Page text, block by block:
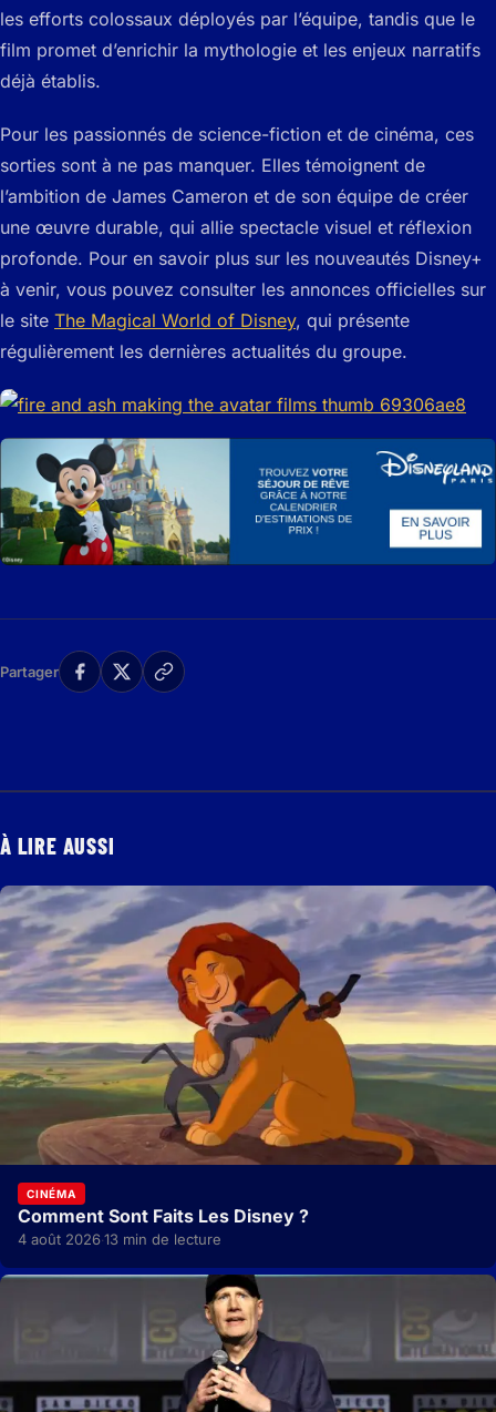
les efforts colossaux déployés par l’équipe, tandis que le
film promet d’enrichir la mythologie et les enjeux narratifs
déjà établis.
Pour les passionnés de science-fiction et de cinéma, ces
sorties sont à ne pas manquer. Elles témoignent de
l’ambition de James Cameron et de son équipe de créer
une œuvre durable, qui allie spectacle visuel et réflexion
profonde. Pour en savoir plus sur les nouveautés Disney+
à venir, vous pouvez consulter les annonces officielles sur
le site The Magical World of Disney, qui présente
régulièrement les dernières actualités du groupe.
Partager
À LIRE AUSSI
CINÉMA
Comment Sont Faits Les Disney ?
4 août 2026·13 min de lecture